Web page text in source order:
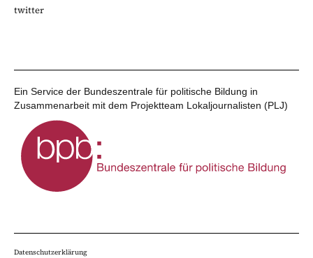
twitter
Ein Service der Bundeszentrale für politische Bildung in
Zusammenarbeit mit dem Projektteam Lokaljournalisten (PLJ)
Datenschutzerklärung